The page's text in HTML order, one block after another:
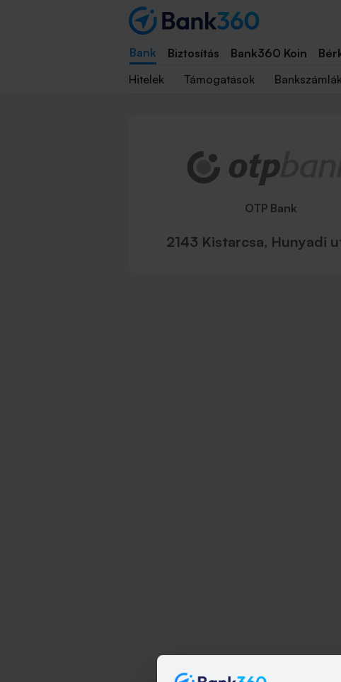
Bank Biztosítás Bank360 Koin
Hitelek
Támogatások
OTP Bank
2143 Kistarcsa, Hunyadi